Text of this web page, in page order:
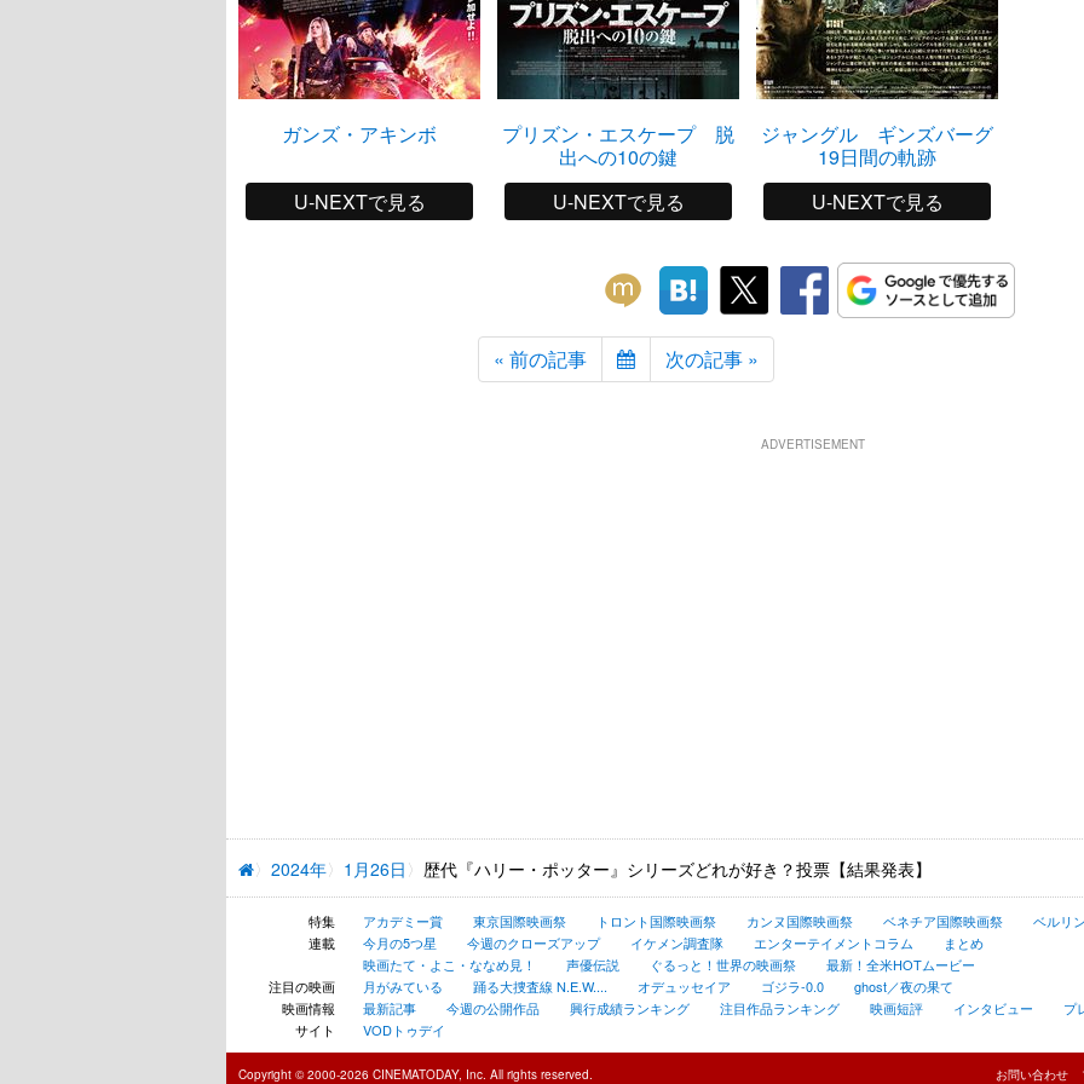
ガンズ・アキンボ
U-NEXTで見る
プリズン・エスケープ 脱
出への10の鍵
U-NEXTで見る
ジャングル ギンズバーグ
19日間の軌跡
U-NEXTで見る
« 前の記事 次の記事 »
ADVERTISEMENT
2024年 1月26日 歴代『ハリー・ポッター』シリーズどれが好き？投票【結果発表】
特集 アカデミー賞 東京国際映画祭 トロント国際映画祭 カンヌ国際映画祭 ベネチア国際映画祭 ベルリ
連載
今月の5つ星 今週のクローズアップ イケメン調査隊 エンターテイメントコラム
まとめ
映画たて・よこ・ななめ見！
声優伝説 ぐるっと！世界の映画祭
最新！全米HOTムービー
注目の映画
月がみている 踊る大捜査線 N.E.W.... オデュッセイア ゴジラ-0.0
ghost／夜の果て
映画情報
最新記事 今週の公開作品 興行成績ランキング 注目作品ランキング 映画短評 インタビュー
プ
サイト
VODトゥデイ
Copyright © 2000-2026 CINEMATODAY, Inc. All rights reserved. お問い合わせ